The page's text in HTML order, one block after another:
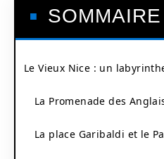
SOMMAIRE
Le Vieux Nice : un
La Promenade des
La place Garibaldi et le